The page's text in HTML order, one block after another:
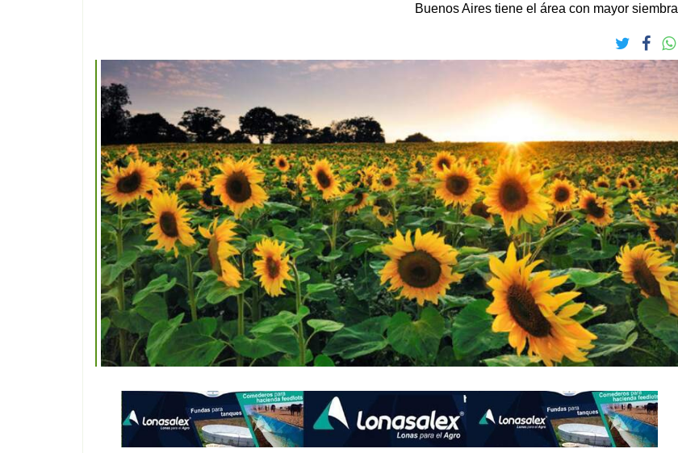
Buenos Aires tiene el área con mayor siembra